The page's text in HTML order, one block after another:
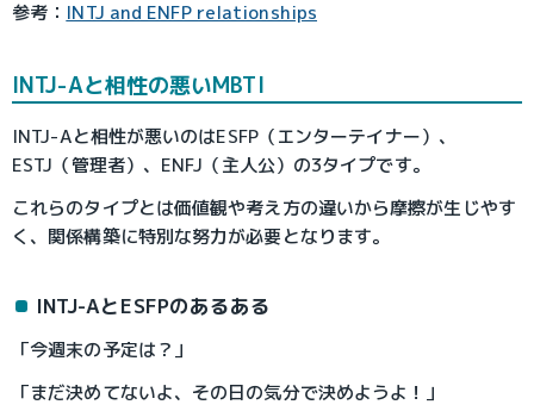
参考： INTJ and ENFP relationships
INTJ-Aと相性の悪いMBTI
INTJ-Aと相性が悪いのはESFP（エンターテイナー）、
ESTJ（管理者）、ENFJ（主人公）の3タイプです。
これらのタイプとは価値観や考え方の違いから摩擦が生じやす
く、関係構築に特別な努力が必要となります。
INTJ-AとESFPのあるある
「今週末の予定は？」
「まだ決めてないよ、その日の気分で決めようよ！」